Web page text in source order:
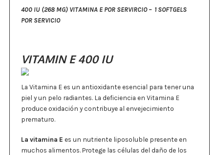
400 IU (268 MG) VITAMINA E POR SERVIRCIO – 1 SOFTGELS
POR SERVICIO
VITAMIN E 400 IU
La Vitamina E es un antioxidante esencial para tener una
piel y un pelo radiantes. La deficiencia en Vitamina E
produce oxidación y contribuye al envejecimiento
prematuro.
La vitamina E es un nutriente liposoluble presente en
muchos alimentos. Protege las células del daño de los